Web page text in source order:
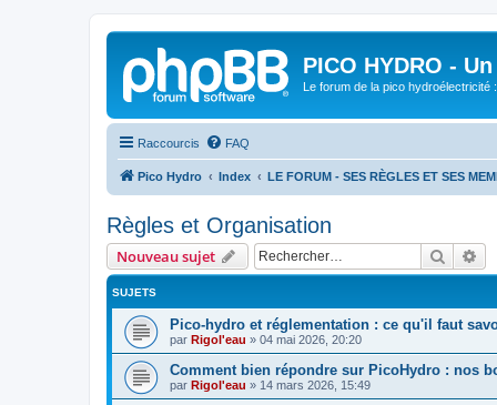
PICO HYDRO -
Le forum de la pico hydroélectricité
Raccourcis FAQ
Pico Hydro Index LE FORUM - SES RÈGLES ET SES
Règles et Organisation
Nouveau sujet
SUJETS
Pico-hydro et réglementation : ce qu'il faut
par Rigol'eau » 04 mai 2026, 20:20
Comment bien répondre sur PicoHydro : nos
par Rigol'eau » 14 mars 2026, 15:49